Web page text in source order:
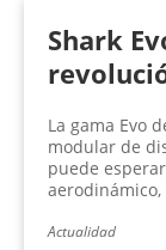
Shark
La gama Evo
modular de
puede
Actualidad